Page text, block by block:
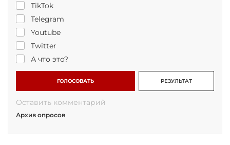
TikTok
Telegram
Youtube
Twitter
А что это?
ГОЛОСОВАТЬ РЕЗУЛЬТАТ
Оставить комментарий
Архив опросов